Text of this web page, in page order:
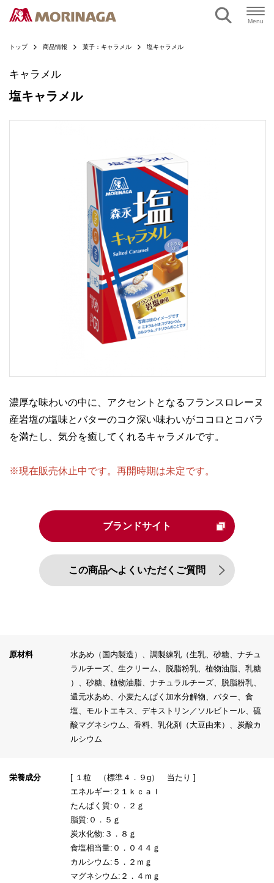
Menu
トップ 商品情報 菓子：キャラメル 塩キャラメル
キャラメル
塩キャラメル
濃厚な味わいの中に、アクセントとなるフランスロレーヌ
産岩塩の塩味とバターのコク深い味わいがココロとコバラ
を満たし、気分を癒してくれるキャラメルです。
※現在販売休止中です。再開時期は未定です。
ブランドサイト
この商品へよくいただくご質問
原材料
水あめ（国内製造）、調製練乳（生乳、砂糖、ナチュ
ラルチーズ、生クリーム、脱脂粉乳、植物油脂、乳糖
）、砂糖、植物油脂、ナチュラルチーズ、脱脂粉乳、
還元水あめ、小麦たんぱく加水分解物、バター、食
塩、モルトエキス、デキストリン／ソルビトール、硫
酸マグネシウム、香料、乳化剤（大豆由来）、炭酸カ
ルシウム
栄養成分
[ １粒 （標準４．９g） 当たり ]
エネルギー:２１ｋｃａｌ
たんぱく質:０．２ｇ
脂質:０．５ｇ
炭水化物:３．８ｇ
食塩相当量:０．０４４ｇ
カルシウム:５．２ｍｇ
マグネシウム:２．４ｍｇ